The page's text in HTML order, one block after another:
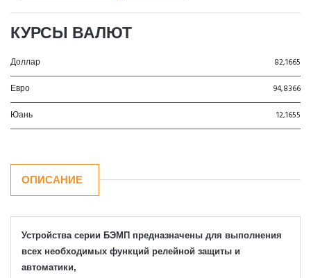
КУРСЫ ВАЛЮТ
Доллар
82,1665
Евро
94,8366
Юань
12,1655
ОПИСАНИЕ
Устройства серии БЭМП предназначены для выполнения
всех необходимых функций релейной защиты и
автоматики,